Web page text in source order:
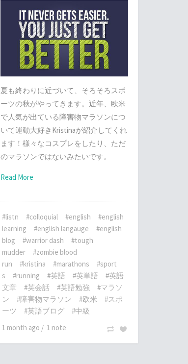
夏も終わりに近づいて、そろそろスポ
ーツの秋がやってきます。近年、欧米
で人気が出ている障害物マラソンにつ
いて運動大好きKristinaが紹介してくれ
ます！様々なコスプレをしたり、ただ
のマラソンではないみたいです。
Read More
#listn #colloquial #english
#english
learning
#english langauge
#english
blog
#warrior dash
#tough
mudder
#zombie blood
run
#kristina #marathons
#sport
s
#running #英語 #英単語
#英語
文章
#英会話 #英語勉強
#マラソ
ン
#障害物マラソン #欧米
#スポ
ーツ
#英語ブログ
#中級
1 month ago / 1 note